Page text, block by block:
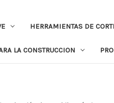
HERRAMIENTAS DE
LA CONSTRUCCION